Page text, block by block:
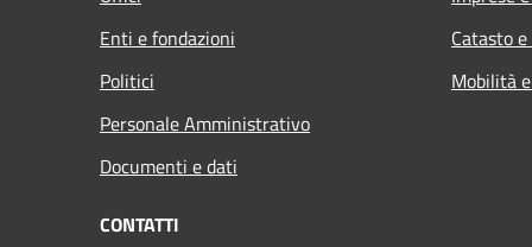
Enti e fondazioni
Politici
Personale Amministrativo
Documenti e dati
Catasto
Mobilità
CONTATTI